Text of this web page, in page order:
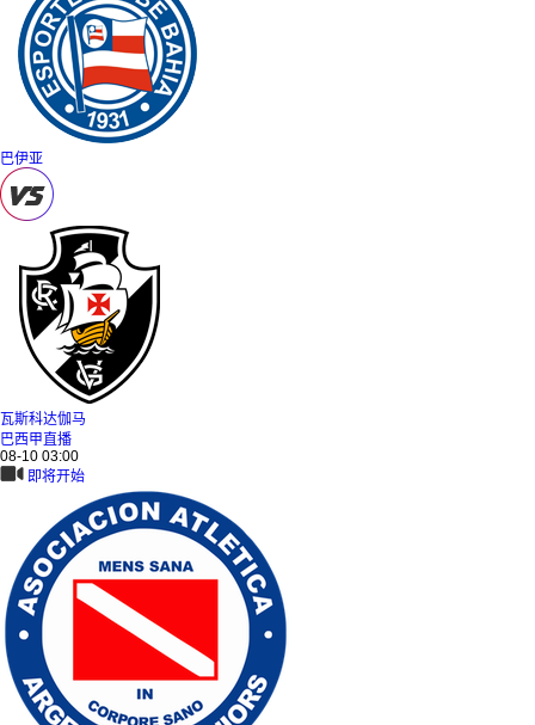
巴伊亚
瓦斯科达伽马
巴西甲直播
08-10 03:00
即将开始